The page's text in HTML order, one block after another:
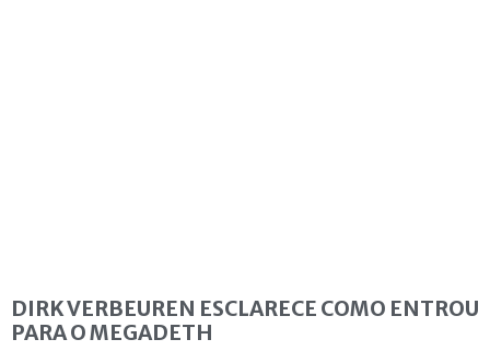
DIRK VERBEUREN ESCLARECE COMO ENTROU
PARA O MEGADETH